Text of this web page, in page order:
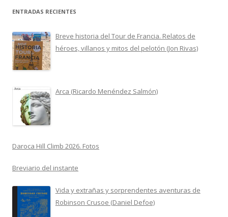
ENTRADAS RECIENTES
Breve historia del Tour de Francia. Relatos de
héroes, villanos y mitos del pelotón (Jon Rivas)
Arca (Ricardo Menéndez Salmón)
Daroca Hill Climb 2026. Fotos
Breviario del instante
Vida y extrañas y sorprendentes aventuras de
Robinson Crusoe (Daniel Defoe)